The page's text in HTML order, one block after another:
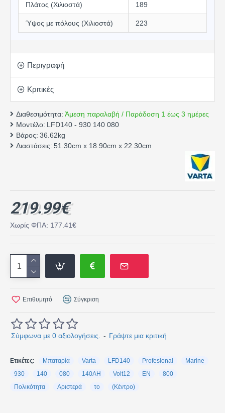
Πλάτος (Χιλιοστά) 189
Ύψος με πόλους (Χιλιοστά) 223
Περιγραφή
Κριτικές
Διαθεσιμότητα: Άμεση παραλαβή / Παράδοση 1 έως 3 ημέρες
Μοντέλο: LFD140 - 930 140 080
Βάρος: 36.62kg
Διαστάσεις: 51.30cm x 18.90cm x 22.30cm
Σύμφωνα με 0 αξιολογήσεις. - Γράψτε μια κριτική
219.99€
Χωρίς ΦΠΑ: 177.41€
Επιθυμητό Σύγκριση
Ετικέτες: Μπαταρία Varta LFD140 Profesional
Marine
930
140 080 140AH Volt12 EN
800
Πολικότητα
Αριστερά το (Κέντρο)